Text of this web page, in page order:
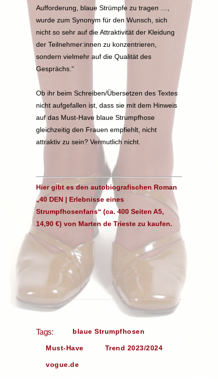
Aufforderung, blaue Strümpfe zu tragen …,
wurde zum Synonym für den Wunsch, sich
nicht so sehr auf die Attraktivität der Kleidung
der Teilnehmer:innen zu konzentrieren,
sondern vielmehr auf die Qualität des
Gesprächs.“
Ob ihr beim Schreiben/Übersetzen des Textes
nicht aufgefallen ist, dass sie mit dem Hinweis
auf das Must-Have blaue Strumpfhose
gleichzeitig den Frauen empfiehlt, nicht
attraktiv zu sein? Vermutlich nicht.
Hier gibt es den autobiografischen Roman
„40 DEN | Erlebnisse eines
Strumpfhosenfans“ (ca. 400 Seiten A5,
14,90 €) von Marten de Trieste zu kaufen.
Tags: blaue Strumpfhosen
Must-Have Trend 2023/2024
vogue.de